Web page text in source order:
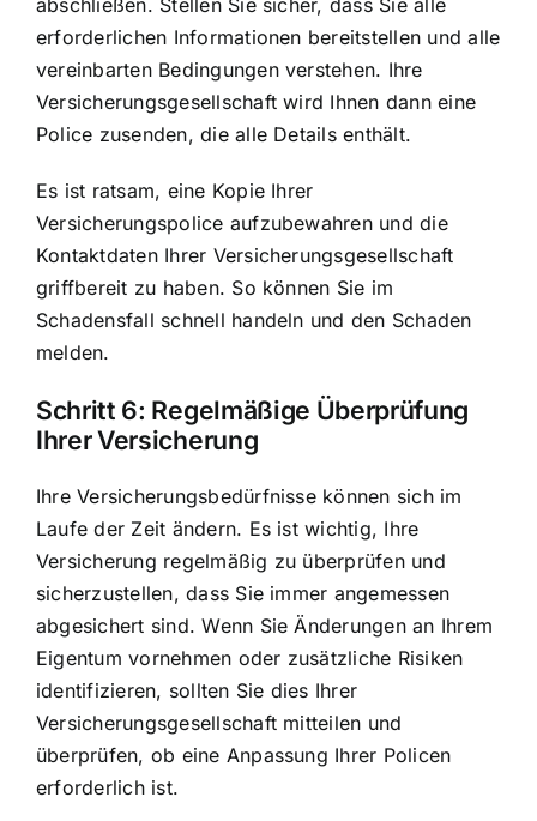
abschließen. Stellen Sie sicher, dass Sie alle
erforderlichen Informationen bereitstellen und alle
vereinbarten Bedingungen verstehen. Ihre
Versicherungsgesellschaft wird Ihnen dann eine
Police zusenden, die alle Details enthält.
Es ist ratsam, eine Kopie Ihrer
Versicherungspolice aufzubewahren und die
Kontaktdaten Ihrer Versicherungsgesellschaft
griffbereit zu haben. So können Sie im
Schadensfall schnell handeln und den Schaden
melden.
Schritt 6: Regelmäßige Überprüfung
Ihrer Versicherung
Ihre Versicherungsbedürfnisse können sich im
Laufe der Zeit ändern. Es ist wichtig, Ihre
Versicherung regelmäßig zu überprüfen und
sicherzustellen, dass Sie immer angemessen
abgesichert sind. Wenn Sie Änderungen an Ihrem
Eigentum vornehmen oder zusätzliche Risiken
identifizieren, sollten Sie dies Ihrer
Versicherungsgesellschaft mitteilen und
überprüfen, ob eine Anpassung Ihrer Policen
erforderlich ist.